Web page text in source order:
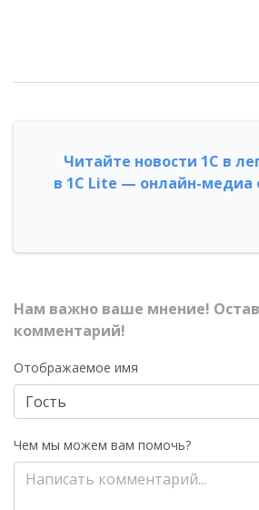
Читайте новости 1С в
в 1С Lite — онлайн-медиа
Нам важно ваше мнение!
комментарий!
Отображаемое имя
Чем мы можем вам помочь?